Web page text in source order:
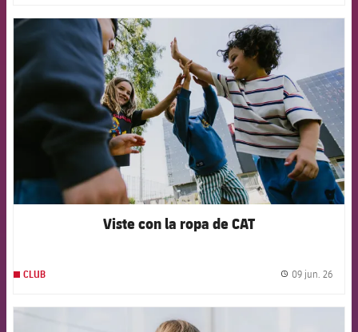
FCB Barcelona badge
Viste con la ropa de CAT
CLUB 09 jun. 26